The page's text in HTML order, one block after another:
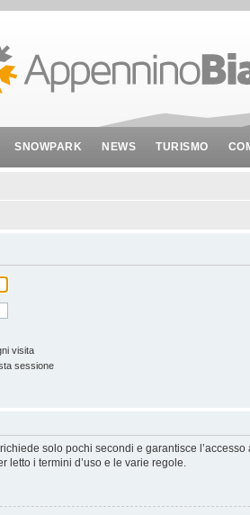
SNOWPARK NEWS TURISMO
visita
sessione
solo pochi secondi e garantisce
i termini d’uso e le varie regole.